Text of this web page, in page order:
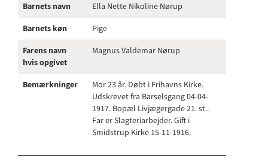
Barnets navn
Ella Nette Nikoline Nørup
Barnets køn
Pige
Farens navn
hvis opgivet
Magnus Valdemar Nørup
Bemærkninger
Mor 23 år. Døbt i Frihavns Kirke.
Udskrevet fra Barselsgang 04-04-
1917. Bopæl Livjægergade 21. st..
Far er Slagteriarbejder. Gift i
Smidstrup Kirke 15-11-1916.